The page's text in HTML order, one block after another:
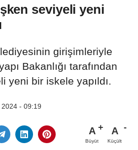
seviyeli yeni
girişimleriyle
Bakanlığı tarafından
yeni bir iskele yapıldı.
- 09:19
A
Büyüt
A
Küçült